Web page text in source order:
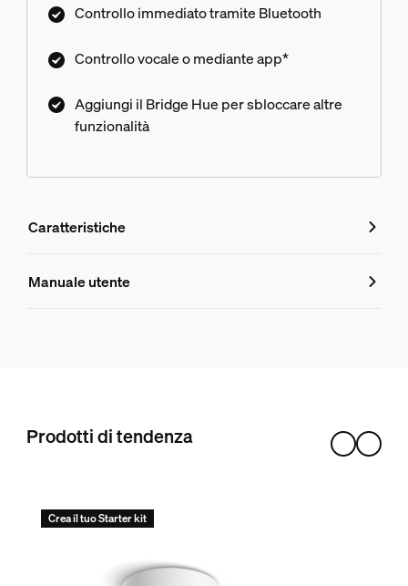
Controllo immediato tramite Bluetooth
Controllo vocale o mediante app*
Aggiungi il Bridge Hue per sbloccare altre
funzionalità
Caratteristiche
Caratteristiche
Colore
Metallo
Manuale utente
Prodotti di tendenza
Crea il tuo Starter kit